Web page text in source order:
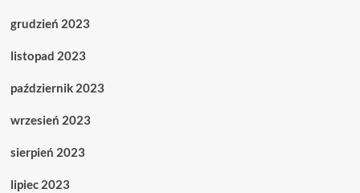
grudzień 2023
listopad 2023
październik 2023
wrzesień 2023
sierpień 2023
lipiec 2023